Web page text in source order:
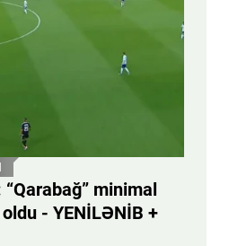
minimal
- YENİLƏNİB +